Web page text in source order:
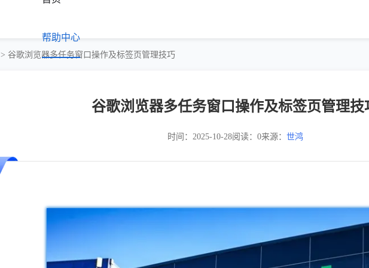
帮助中心
> 谷歌浏览器多任务窗口操作及标签页管理技巧
谷歌浏览器多任务窗口操作及标签页管理技
时间：2025-10-28阅读：0来源： 世鸿